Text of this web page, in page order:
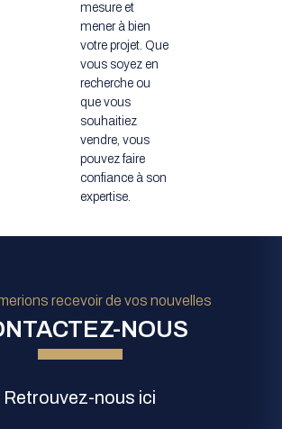
mesure et
mener à bien
votre projet. Que
vous soyez en
recherche ou
que vous
souhaitiez
vendre, vous
pouvez faire
confiance à son
expertise.
recevoir de vos nouvelles
NOUS
Retrouvez-nous ici